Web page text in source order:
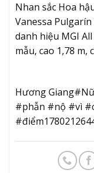
Nhan sắc Hoa
Vanessa
danh hiệu MGI
mẫu, cao 1,78 m,
Hương
#phẫn #nộ #vì